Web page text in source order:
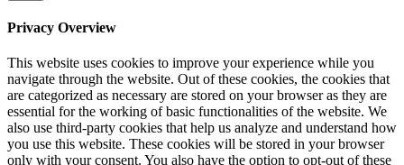
Privacy Overview
This website uses cookies to improve your experience while you
navigate through the website. Out of these cookies, the cookies that
are categorized as necessary are stored on your browser as they are
essential for the working of basic functionalities of the website. We
also use third-party cookies that help us analyze and understand how
you use this website. These cookies will be stored in your browser
only with your consent. You also have the option to opt-out of these